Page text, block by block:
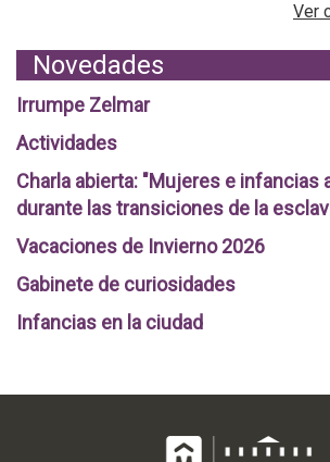
Ver
Novedades
Irrumpe Zelmar
Actividades
Charla abierta: "Mujeres e infancias
durante las transiciones de la
Vacaciones de Invierno 2026
Gabinete de curiosidades
Infancias en la ciudad